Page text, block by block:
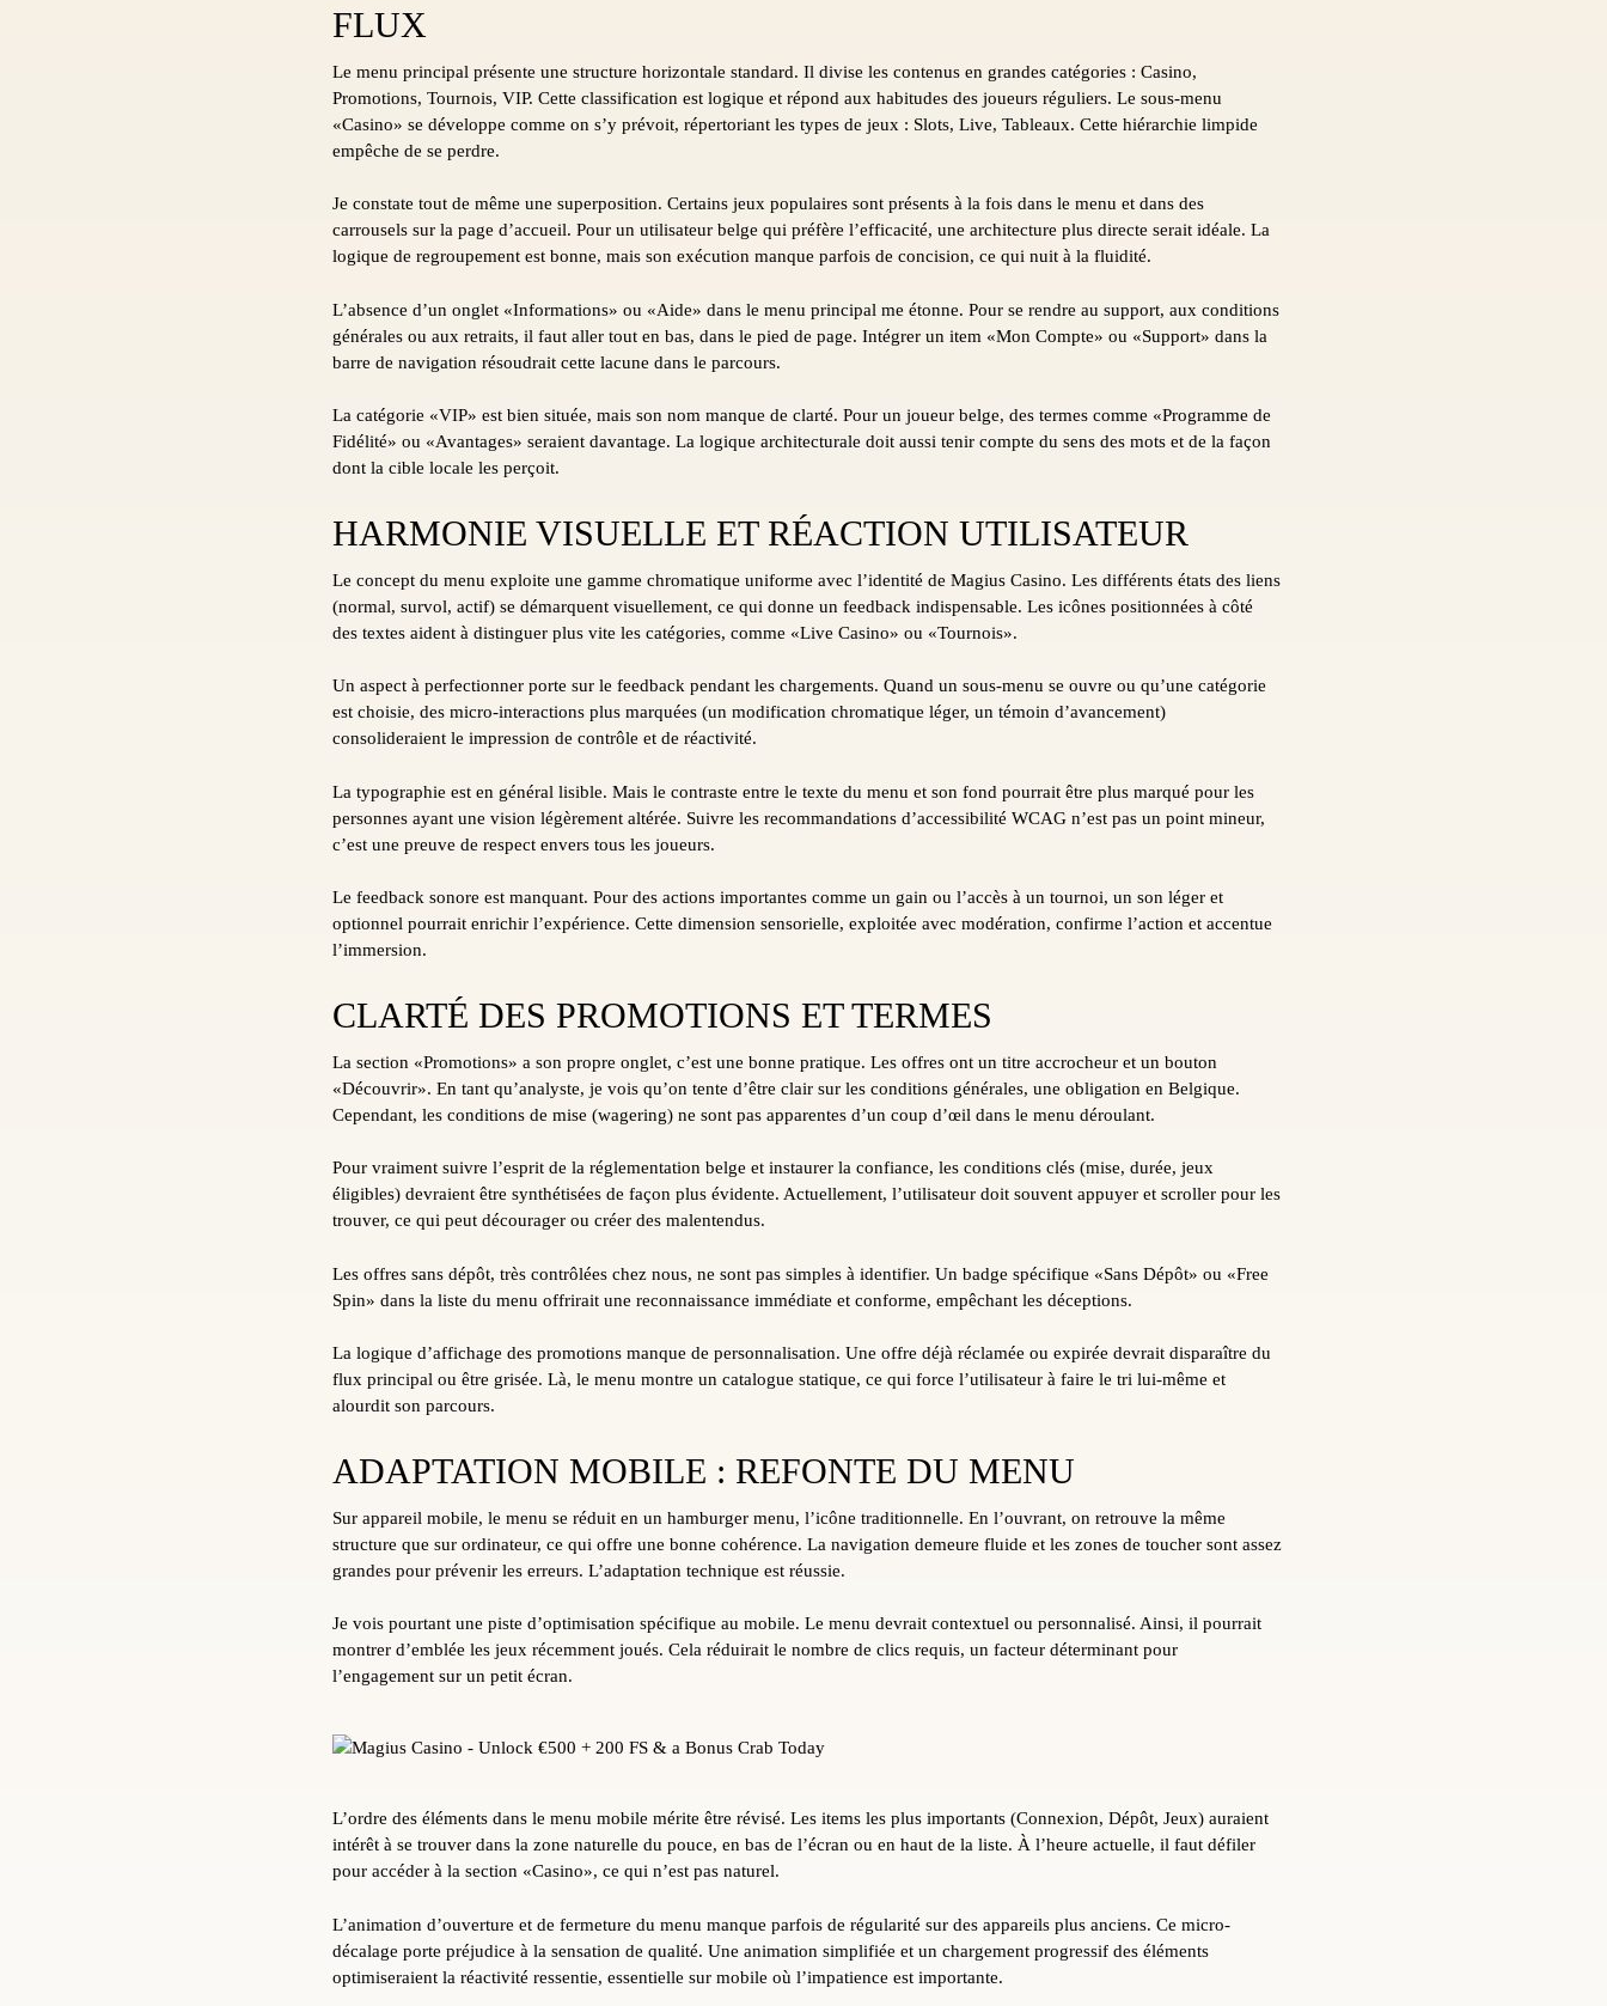
FLUX
Le menu principal présente une structure horizontale standard. Il divise les contenus en grandes catégories : Casino,
Promotions, Tournois, VIP. Cette classification est logique et répond aux habitudes des joueurs réguliers. Le sous-menu
«Casino» se développe comme on s’y prévoit, répertoriant les types de jeux : Slots, Live, Tableaux. Cette hiérarchie limpide
empêche de se perdre.
Je constate tout de même une superposition. Certains jeux populaires sont présents à la fois dans le menu et dans des
carrousels sur la page d’accueil. Pour un utilisateur belge qui préfère l’efficacité, une architecture plus directe serait idéale. La
logique de regroupement est bonne, mais son exécution manque parfois de concision, ce qui nuit à la fluidité.
L’absence d’un onglet «Informations» ou «Aide» dans le menu principal me étonne. Pour se rendre au support, aux conditions
générales ou aux retraits, il faut aller tout en bas, dans le pied de page. Intégrer un item «Mon Compte» ou «Support» dans la
barre de navigation résoudrait cette lacune dans le parcours.
La catégorie «VIP» est bien située, mais son nom manque de clarté. Pour un joueur belge, des termes comme «Programme de
Fidélité» ou «Avantages» seraient davantage. La logique architecturale doit aussi tenir compte du sens des mots et de la façon
dont la cible locale les perçoit.
HARMONIE VISUELLE ET RÉACTION UTILISATEUR
Le concept du menu exploite une gamme chromatique uniforme avec l’identité de Magius Casino. Les différents états des liens
(normal, survol, actif) se démarquent visuellement, ce qui donne un feedback indispensable. Les icônes positionnées à côté
des textes aident à distinguer plus vite les catégories, comme «Live Casino» ou «Tournois».
Un aspect à perfectionner porte sur le feedback pendant les chargements. Quand un sous-menu se ouvre ou qu’une catégorie
est choisie, des micro-interactions plus marquées (un modification chromatique léger, un témoin d’avancement)
consolideraient le impression de contrôle et de réactivité.
La typographie est en général lisible. Mais le contraste entre le texte du menu et son fond pourrait être plus marqué pour les
personnes ayant une vision légèrement altérée. Suivre les recommandations d’accessibilité WCAG n’est pas un point mineur,
c’est une preuve de respect envers tous les joueurs.
Le feedback sonore est manquant. Pour des actions importantes comme un gain ou l’accès à un tournoi, un son léger et
optionnel pourrait enrichir l’expérience. Cette dimension sensorielle, exploitée avec modération, confirme l’action et accentue
l’immersion.
CLARTÉ DES PROMOTIONS ET TERMES
La section «Promotions» a son propre onglet, c’est une bonne pratique. Les offres ont un titre accrocheur et un bouton
«Découvrir». En tant qu’analyste, je vois qu’on tente d’être clair sur les conditions générales, une obligation en Belgique.
Cependant, les conditions de mise (wagering) ne sont pas apparentes d’un coup d’œil dans le menu déroulant.
Pour vraiment suivre l’esprit de la réglementation belge et instaurer la confiance, les conditions clés (mise, durée, jeux
éligibles) devraient être synthétisées de façon plus évidente. Actuellement, l’utilisateur doit souvent appuyer et scroller pour les
trouver, ce qui peut décourager ou créer des malentendus.
Les offres sans dépôt, très contrôlées chez nous, ne sont pas simples à identifier. Un badge spécifique «Sans Dépôt» ou «Free
Spin» dans la liste du menu offrirait une reconnaissance immédiate et conforme, empêchant les déceptions.
La logique d’affichage des promotions manque de personnalisation. Une offre déjà réclamée ou expirée devrait disparaître du
flux principal ou être grisée. Là, le menu montre un catalogue statique, ce qui force l’utilisateur à faire le tri lui-même et
alourdit son parcours.
ADAPTATION MOBILE : REFONTE DU MENU
Sur appareil mobile, le menu se réduit en un hamburger menu, l’icône traditionnelle. En l’ouvrant, on retrouve la même
structure que sur ordinateur, ce qui offre une bonne cohérence. La navigation demeure fluide et les zones de toucher sont assez
grandes pour prévenir les erreurs. L’adaptation technique est réussie.
Je vois pourtant une piste d’optimisation spécifique au mobile. Le menu devrait contextuel ou personnalisé. Ainsi, il pourrait
montrer d’emblée les jeux récemment joués. Cela réduirait le nombre de clics requis, un facteur déterminant pour
l’engagement sur un petit écran.
L’ordre des éléments dans le menu mobile mérite être révisé. Les items les plus importants (Connexion, Dépôt, Jeux) auraient
intérêt à se trouver dans la zone naturelle du pouce, en bas de l’écran ou en haut de la liste. À l’heure actuelle, il faut défiler
pour accéder à la section «Casino», ce qui n’est pas naturel.
L’animation d’ouverture et de fermeture du menu manque parfois de régularité sur des appareils plus anciens. Ce micro-
décalage porte préjudice à la sensation de qualité. Une animation simplifiée et un chargement progressif des éléments
optimiseraient la réactivité ressentie, essentielle sur mobile où l’impatience est importante.